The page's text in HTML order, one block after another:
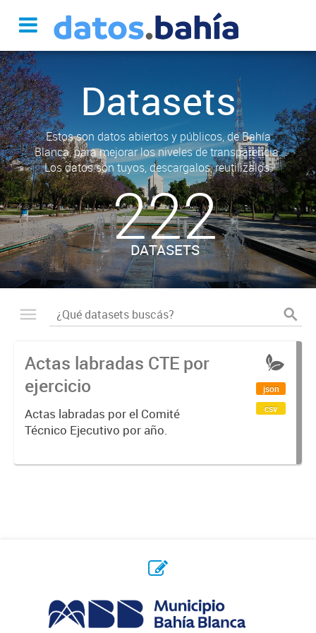
Datasets
Estos son datos abiertos y públicos, de Bahía
Blanca, para mejorar los niveles de transparencia.
Los datos son tuyos, descargalos, reutilizalos.
222
DATASETS
Actas labradas CTE por
ejercicio
Actas labradas por el Comité
Técnico Ejecutivo por año.
json
csv